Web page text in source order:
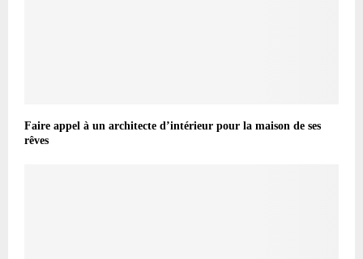
Faire appel à un architecte d’intérieur pour la maison de ses
rêves